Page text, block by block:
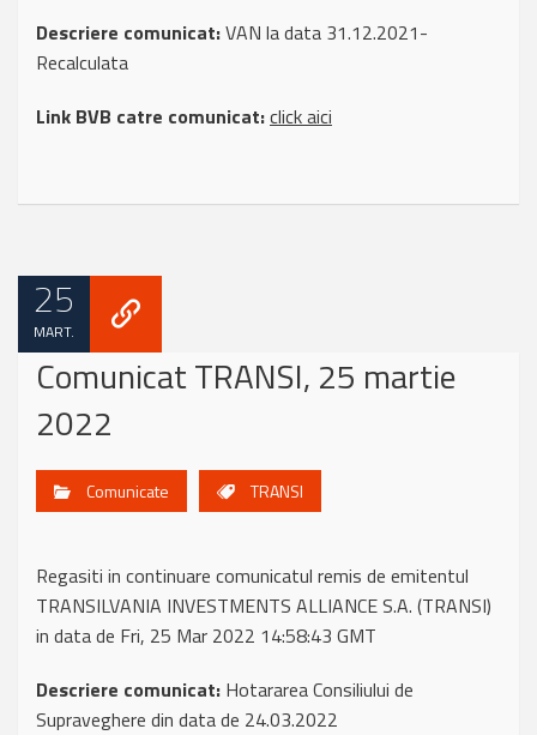
Descriere comunicat:VAN la data 31.12.2021-
Recalculata
Link BVB catre comunicat:click aici
25
MART.
Comunicat TRANSI, 25 martie
2022
Comunicate TRANSI
Regasiti in continuare comunicatul remis de emitentul
TRANSILVANIA INVESTMENTS ALLIANCE S.A. (TRANSI)
in data de Fri, 25 Mar 2022 14:58:43 GMT
Descriere comunicat: Hotararea Consiliului de
Supraveghere din data de 24.03.2022